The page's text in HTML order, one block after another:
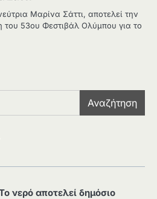
Μαρίνα Σάττι, αποτελεί την
53ου Φεστιβάλ Ολύμπου για το
Αναζήτηση
νερό αποτελεί δημόσιο